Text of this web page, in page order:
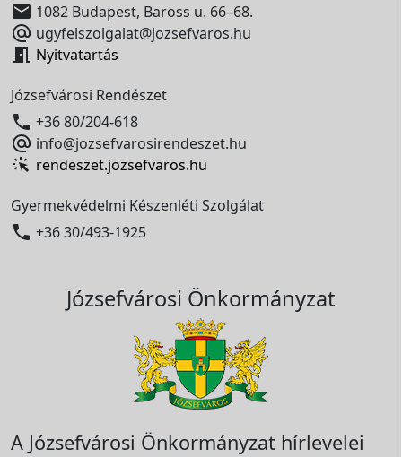
 1082 Budapest, Baross u. 66–68.
 ugyfelszolgalat@jozsefvaros.hu
 Nyitvatartás
Józsefvárosi Rendészet
 +36 80/204-618
 info@jozsefvarosirendeszet.hu
rendeszet.jozsefvaros.hu
Gyermekvédelmi Készenléti Szolgálat
 +36 30/493-1925
Józsefvárosi Önkormányzat
A Józsefvárosi Önkormányzat hírlevelei